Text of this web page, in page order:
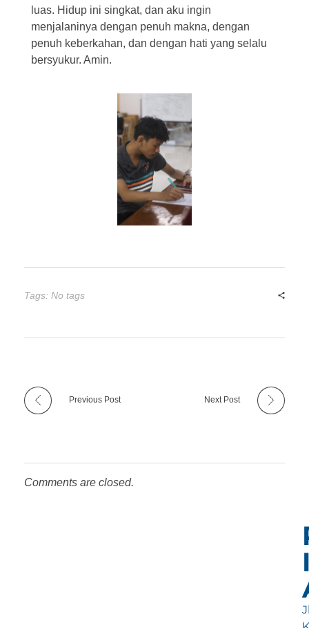
luas. Hidup ini singkat, dan aku ingin
menjalaninya dengan penuh makna, dengan
penuh keberkahan, dan dengan hati yang selalu
bersyukur. Amin.
Tags: No tags
Previous Post Next Post
Comments are closed.